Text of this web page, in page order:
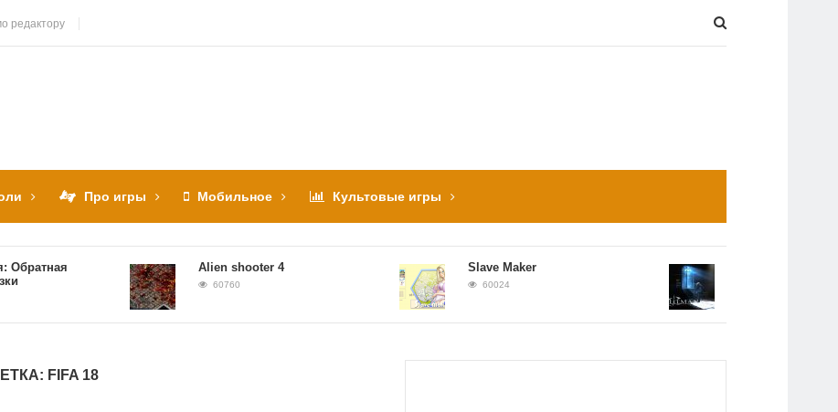
редактору
Про игры Мобильное Культовые игры
Alien shooter 4
60760
Slave Maker
60024
Прохождение Hitman:
Contracts
FIFA 18